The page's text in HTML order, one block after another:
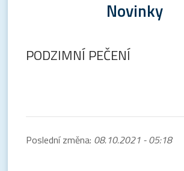
Novinky
PODZIMNÍ PEČENÍ
Poslední změna: 08.10.2021 - 05:18